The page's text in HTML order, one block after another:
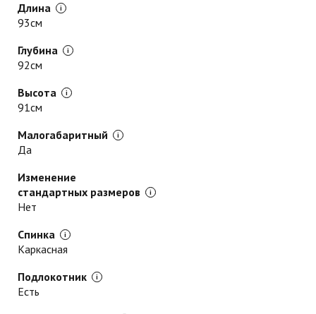
Длина
93см
Глубина
92см
Высота
91см
Малогабаритный
Да
Изменение
стандартных размеров
Нет
Спинка
Каркасная
Подлокотник
Есть